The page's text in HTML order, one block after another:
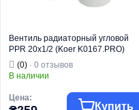
Вентиль радиаторный угловой
PPR 20x1/2 (Koer K0167.PRO)
(KP0216)
(0) · 0 отзывов
В наличии
Цена:
Купить